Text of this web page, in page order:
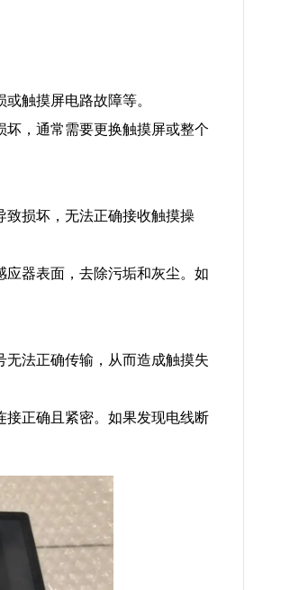
触摸屏电路故障等。
，通常需要更换触摸屏或整个
致损坏，无法正确接收触摸操
器表面，去除污垢和灰尘。如
法正确传输，从而造成触摸失
正确且紧密。如果发现电线断